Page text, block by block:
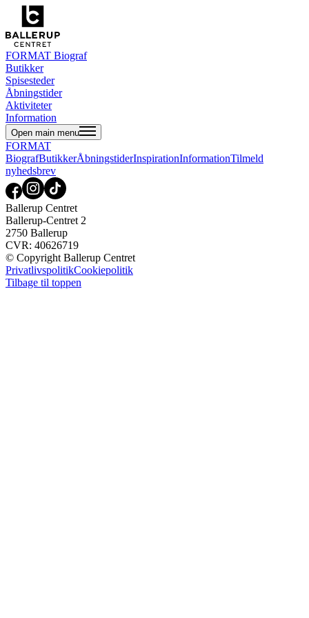
FORMAT Biograf
Butikker
Spisesteder
Åbningstider
Aktiviteter
Information
Open main menu
FORMAT
BiografButikkerÅbningstiderInspirationInformationTilmeld
nyhedsbrev
Ballerup Centret
Ballerup-Centret 2
2750 Ballerup
CVR: 40626719
© Copyright Ballerup Centret
PrivatlivspolitikCookiepolitik
Tilbage til toppen